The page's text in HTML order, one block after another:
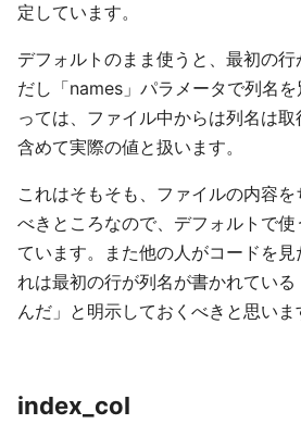
定しています。
デフォルトのまま使うと、最初の
だし「names」パラメータで列名
っては、ファイル中からは列名は
含めて実際の値と扱います。
これはそもそも、ファイルの内容
べきところなので、デフォルトで使
ています。また他の人がコードを
れは最初の行が列名が書かれてい
んだ」と明示しておくべきと思いま
index_col